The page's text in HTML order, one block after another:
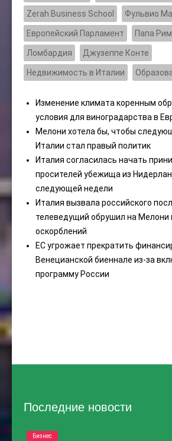
Zerah Business School Фульвио
Европейский Парламент Папа
Ломбардия Джузеппе Конте
Недвижимость в Италии
Изменение климата коренным
условия для виноградарства в
Мелони хотела бы, чтобы
Италии стал правый политик
Италия согласилась начать
просителей убежища из
следующей недели
Италия вызвала российского
телеведущий обрушил на Мелони
оскорблений
ЕС угрожает прекратить
Венецианской биеннале из-за
программу России
Последние новости
Бизнес